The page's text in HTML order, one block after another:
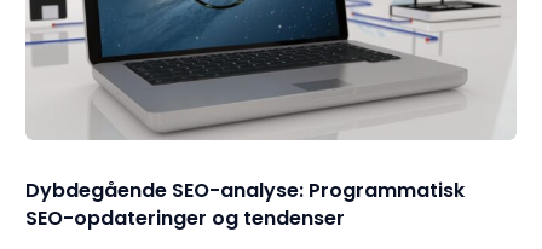
Dybdegående SEO-analyse: Programmatisk
SEO-opdateringer og tendenser